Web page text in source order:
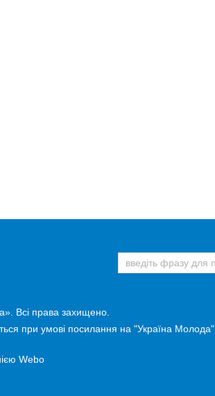
Всі права захищено.
при умові посилання на "Україна Молода".
Webo